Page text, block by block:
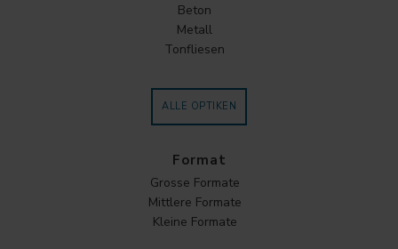
Beton
Metall
Tonfliesen
ALLE OPTIKEN
Format
Grosse Formate
Mittlere Formate
Kleine Formate